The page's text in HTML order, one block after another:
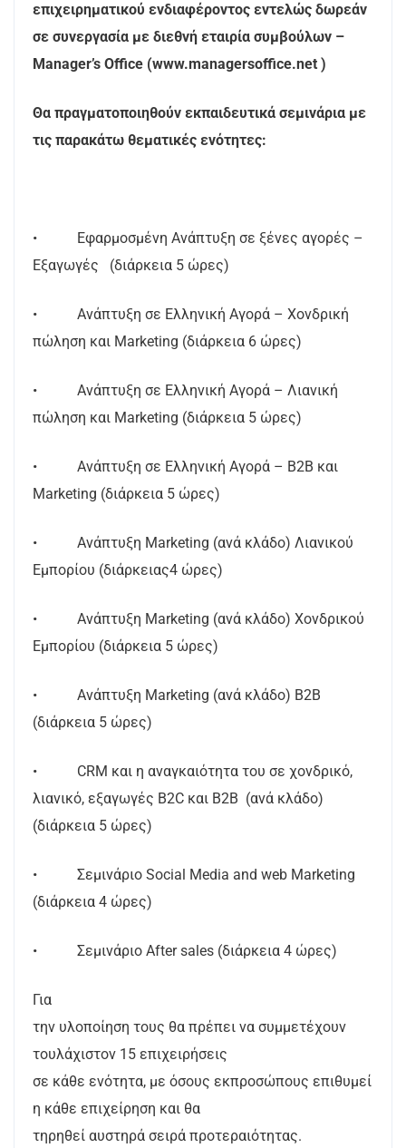
επιχειρηματικού ενδιαφέροντος εντελώς δωρεάν
σε συνεργασία με διεθνή εταιρία συμβούλων –
Manager’s Office (www.managersoffice.net )
Θα πραγματοποιηθούν εκπαιδευτικά σεμινάρια με
τις παρακάτω θεματικές ενότητες:
• Εφαρμοσμένη Ανάπτυξη σε ξένες αγορές –
Εξαγωγές (διάρκεια 5 ώρες)
• Ανάπτυξη σε Ελληνική Αγορά – Χονδρική
πώληση και Marketing (διάρκεια 6 ώρες)
• Ανάπτυξη σε Ελληνική Αγορά – Λιανική
πώληση και Marketing (διάρκεια 5 ώρες)
• Ανάπτυξη σε Ελληνική Αγορά – Β2Β και
Marketing (διάρκεια 5 ώρες)
• Ανάπτυξη Marketing (ανά κλάδο) Λιανικού
Εμπορίου (διάρκειας4 ώρες)
• Ανάπτυξη Marketing (ανά κλάδο) Χονδρικού
Εμπορίου (διάρκεια 5 ώρες)
• Ανάπτυξη Marketing (ανά κλάδο) B2B
(διάρκεια 5 ώρες)
• CRM και η αναγκαιότητα του σε χονδρικό,
λιανικό, εξαγωγές B2C και Β2Β (ανά κλάδο)
(διάρκεια 5 ώρες)
• Σεμινάριο Social Media and web Marketing
(διάρκεια 4 ώρες)
• Σεμινάριο After sales (διάρκεια 4 ώρες)
Για
την υλοποίηση τους θα πρέπει να συμμετέχουν
τουλάχιστον 15 επιχειρήσεις
σε κάθε ενότητα, με όσους εκπροσώπους επιθυμεί
η κάθε επιχείρηση και θα
τηρηθεί αυστηρά σειρά προτεραιότητας.